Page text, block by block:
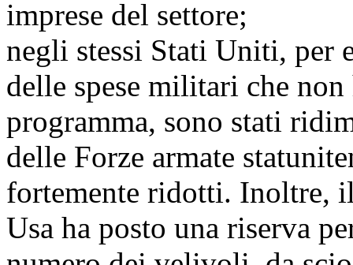
imprese del settore;
negli stessi Stati Uniti, per
delle spese militari che
programma, sono stati
delle Forze armate
fortemente ridotti. Inoltre,
Usa ha posto una riserva